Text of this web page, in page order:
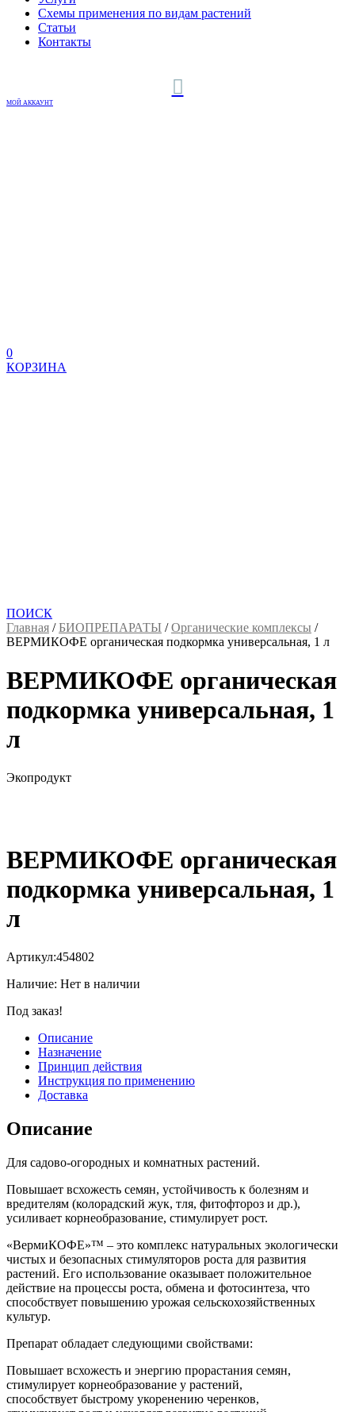
Схемы применения по видам растений
Статьи
Контакты
МОЙ АККАУНТ
0
КОРЗИНА
ПОИСК
Главная /БИОПРЕПАРАТЫ /Органические комплексы /
ВЕРМИКОФЕ органическая подкормка универсальная, 1 л
ВЕРМИКОФЕ органическая
подкормка универсальная, 1
л
Экопродукт
ВЕРМИКОФЕ органическая
подкормка универсальная, 1
л
Артикул:454802
Наличие: Нет в наличии
Под заказ!
Описание
Назначение
Принцип действия
Инструкция по применению
Доставка
Описание
Для садово-огородных и комнатных растений.
Повышает всхожесть семян, устойчивость к болезням и
вредителям (колорадский жук, тля, фитофтороз и др.),
усиливает корнеобразование, стимулирует рост.
«ВермиКОФЕ»™ – это комплекс натуральных экологически
чистых и безопасных стимуляторов роста для развития
растений. Его использование оказывает положительное
действие на процессы роста, обмена и фотосинтеза, что
способствует повышению урожая сельскохозяйственных
культур.
Препарат обладает следующими свойствами:
Повышает всхожесть и энергию прорастания семян,
стимулирует корнеобразование у растений,
способствует быстрому укоренению черенков,